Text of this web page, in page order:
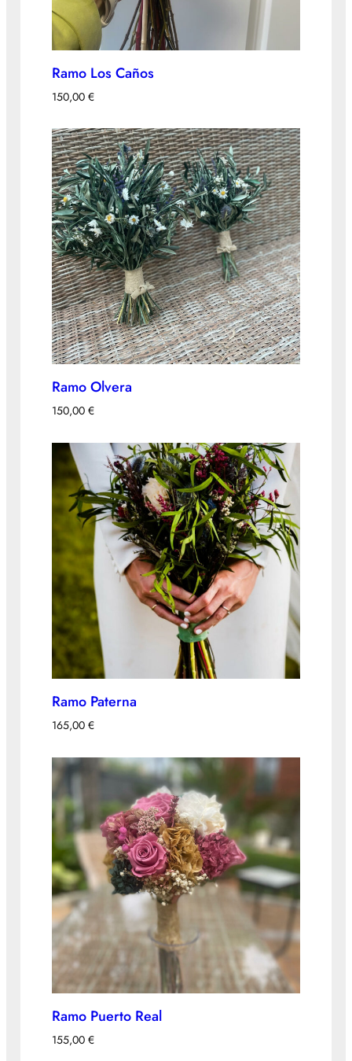
Ramo Los Caños
150,00 €
Ramo Olvera
150,00 €
Ramo Paterna
165,00 €
Ramo Puerto Real
155,00 €